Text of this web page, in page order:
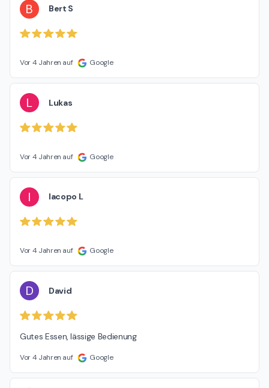
B Bert S
Vor 4 Jahren auf Google
L Lukas
Vor 4 Jahren auf Google
I Iacopo L
Vor 4 Jahren auf Google
D David
Gutes Essen, lässige Bedienung
Vor 4 Jahren auf Google